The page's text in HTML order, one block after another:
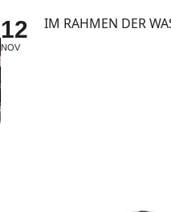
12
NOV
IM RAHMEN DER